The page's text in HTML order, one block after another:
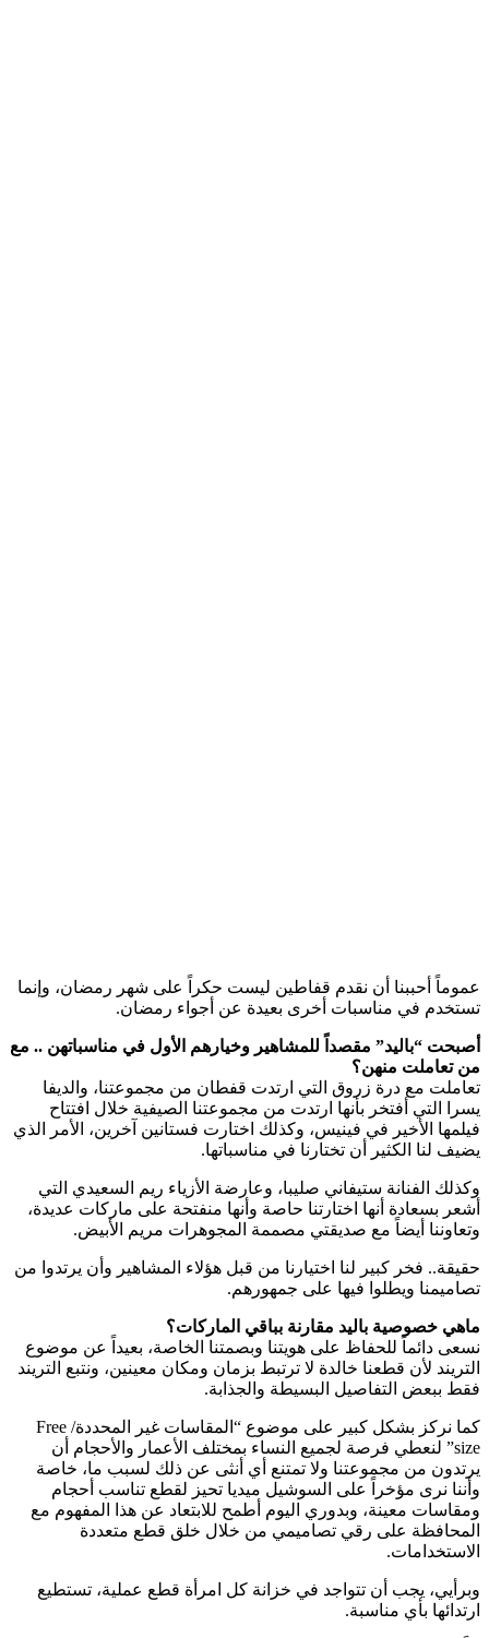
عموماً أحببنا أن نقدم قفاطين ليست حكراً على شهر رمضان، وإنما
تستخدم في مناسبات أخرى بعيدة عن أجواء رمضان.
أصبحت “باليد” مقصداً للمشاهير وخيارهم الأول في مناسباتهن .. مع
من تعاملت منهن؟
تعاملت مع درة زروق التي ارتدت قفطان من مجموعتنا، والديفا
يسرا التي أفتخر بأنها ارتدت من مجموعتنا الصيفية خلال افتتاح
فيلمها الأخير في فينيس، وكذلك اختارت فستانين آخرين، الأمر الذي
يضيف لنا الكثير أن تختارنا في مناسباتها.
وكذلك الفنانة ستيفاني صليبا، وعارضة الأزياء ريم السعيدي التي
أشعر بسعادة أنها اختارتنا حاصة وأنها منفتحة على ماركات عديدة،
وتعاوننا أيضاً مع صديقتي مصممة المجوهرات مريم الأبيض.
حقيقة.. فخر كبير لنا اختيارنا من قبل هؤلاء المشاهير وأن يرتدوا من
تصاميمنا ويطلوا فيها على جمهورهم.
ماهي خصوصية باليد مقارنة بباقي الماركات؟
نسعى دائماً للحفاظ على هويتنا وبصمتنا الخاصة، بعيداً عن موضوع
التريند لأن قطعنا خالدة لا ترتبط بزمان ومكان معينين، ونتبع التريند
فقط ببعض التفاصيل البسيطة والجذابة.
كما نركز بشكل كبير على موضوع “المقاسات غير المحددة/ Free
size” لنعطي فرصة لجميع النساء بمختلف الأعمار والأحجام أن
يرتدون من مجموعتنا ولا تمتنع أي أنثى عن ذلك لسبب ما، خاصة
وأننا نرى مؤخراً على السوشيل ميديا تحيز لقطع تناسب أحجام
ومقاسات معينة، وبدوري اليوم أطمح للابتعاد عن هذا المفهوم مع
المحافظة على رقي تصاميمي من خلال خلق قطع متعددة
الاستخدامات.
وبرأيي، يجب أن تتواجد في خزانة كل امرأة قطع عملية، تستطيع
ارتدائها بأي مناسبة.